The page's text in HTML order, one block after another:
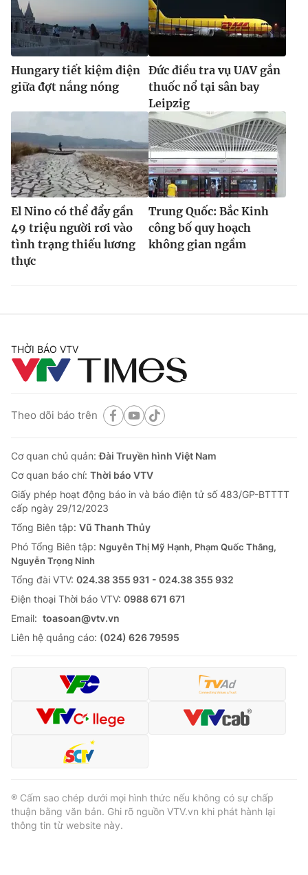
Hungary tiết kiệm điện
giữa đợt nắng nóng
Đức điều tra vụ UAV gắn
thuốc nổ tại sân bay
Leipzig
El Nino có thể đẩy gần
49 triệu người rơi vào
tình trạng thiếu lương
thực
Trung Quốc: Bắc Kinh
công bố quy hoạch
không gian ngầm
THỜI BÁO VTV
Theo dõi báo trên
Cơ quan chủ quản:Đài Truyền hình Việt Nam
Cơ quan báo chí: Thời báo VTV
Giấy phép hoạt động báo in và báo điện tử số 483/GP-BTTTT
cấp ngày 29/12/2023
Tổng Biên tập: Vũ Thanh Thủy
Phó Tổng Biên tập: Nguyễn Thị Mỹ Hạnh, Phạm Quốc Thắng,
Nguyễn Trọng Ninh
Tổng đài VTV: 024.38 355 931 - 024.38 355 932
Ðiện thoại Thời báo VTV: 0988 671 671
Email: toasoan@vtv.vn
Liên hệ quảng cáo: (024) 626 79595
® Cấm sao chép dưới mọi hình thức nếu không có sự chấp
thuận bằng văn bản. Ghi rõ nguồn VTV.vn khi phát hành lại
thông tin từ website này.